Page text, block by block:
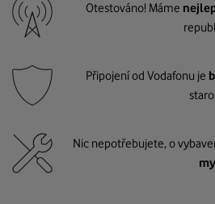
Otestováno! Máme
Připojení od Vodafonu je
Nic nepotřebujete, o
my